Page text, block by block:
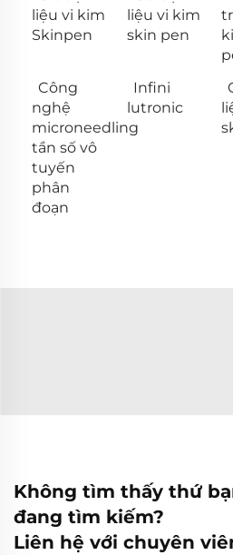
liệu vi kim
Skinpen
liệu vi kim
skin pen
Công
nghệ
microneedling
tần số vô
tuyến
phân
đoạn
Infini
lutronic
Không tìm thấy thứ
đang tìm kiếm?
Liên hệ với chuyên